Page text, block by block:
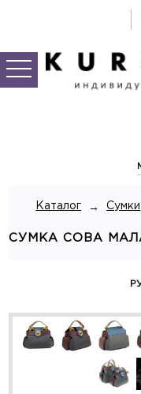
Каталог → Сумки
СУМКА СОВА